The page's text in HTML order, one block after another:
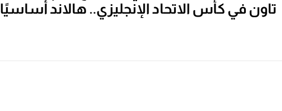
تاون في كأس الاتحاد الإنجليزي.. هالاند أساسيًا